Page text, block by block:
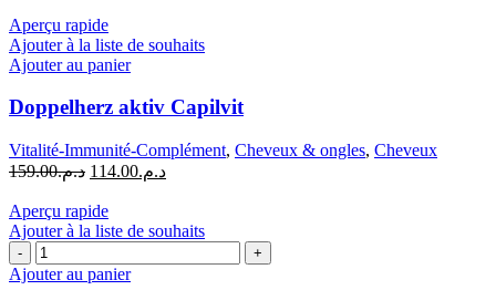
Aperçu rapide
Ajouter à la liste de souhaits
Ajouter au panier
Doppelherz aktiv Capilvit
Vitalité-Immunité-Complément, Cheveux & ongles, Cheveux
د.م.159.00
Le
initial
était :
د.م.114.00
Le
est :
د.م.114.00.
Aperçu rapide
Ajouter à la liste de souhaits
quantité
de
Ajouter au panier